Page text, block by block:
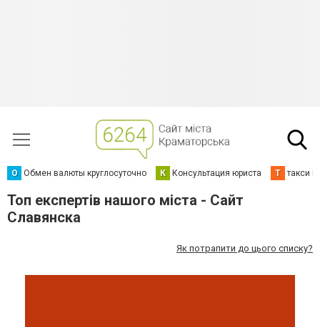
О Обмен валюты круглосуточно К Консультация юриста Т такси
Топ експертів нашого міста - Сайт
Славянска
Як потрапити до цього списку?